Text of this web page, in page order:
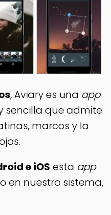
, Aviary es una app
sencilla que admite
marcos y la
e iOS esta app
en nuestro sistema,